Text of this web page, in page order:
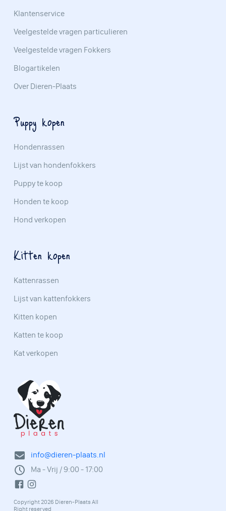
info@dieren-plaats.nl
Ma - Vrij / 9:00 - 17:00
Copyright 2026 Dieren-Plaats All
Right reserved
Klantenservice
Veelgestelde vragen particulieren
Veelgestelde vragen Fokkers
Blogartikelen
Over Dieren-Plaats
Puppy kopen
Hondenrassen
Lijst van hondenfokkers
Puppy te koop
Honden te koop
Hond verkopen
Kitten kopen
Kattenrassen
Lijst van kattenfokkers
Kitten kopen
Katten te koop
Kat verkopen